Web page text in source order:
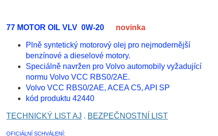
77 MOTOR OIL VLV 0W-20 novinka
Plně syntetický motorový olej pro nejmodernější
benzínové a dieselové motory.
Speciálně navržen pro Volvo automobily vyžadující
normu Volvo VCC RBS0/2AE.
Volvo VCC RBS0/2AE, ACEA C5, API SP
kód produktu 42440
TECHNICKÝ LIST AJ . BEZPEČNOSTNÍ LIST
OFICIÁLNÍ SCHVÁLENÍ: